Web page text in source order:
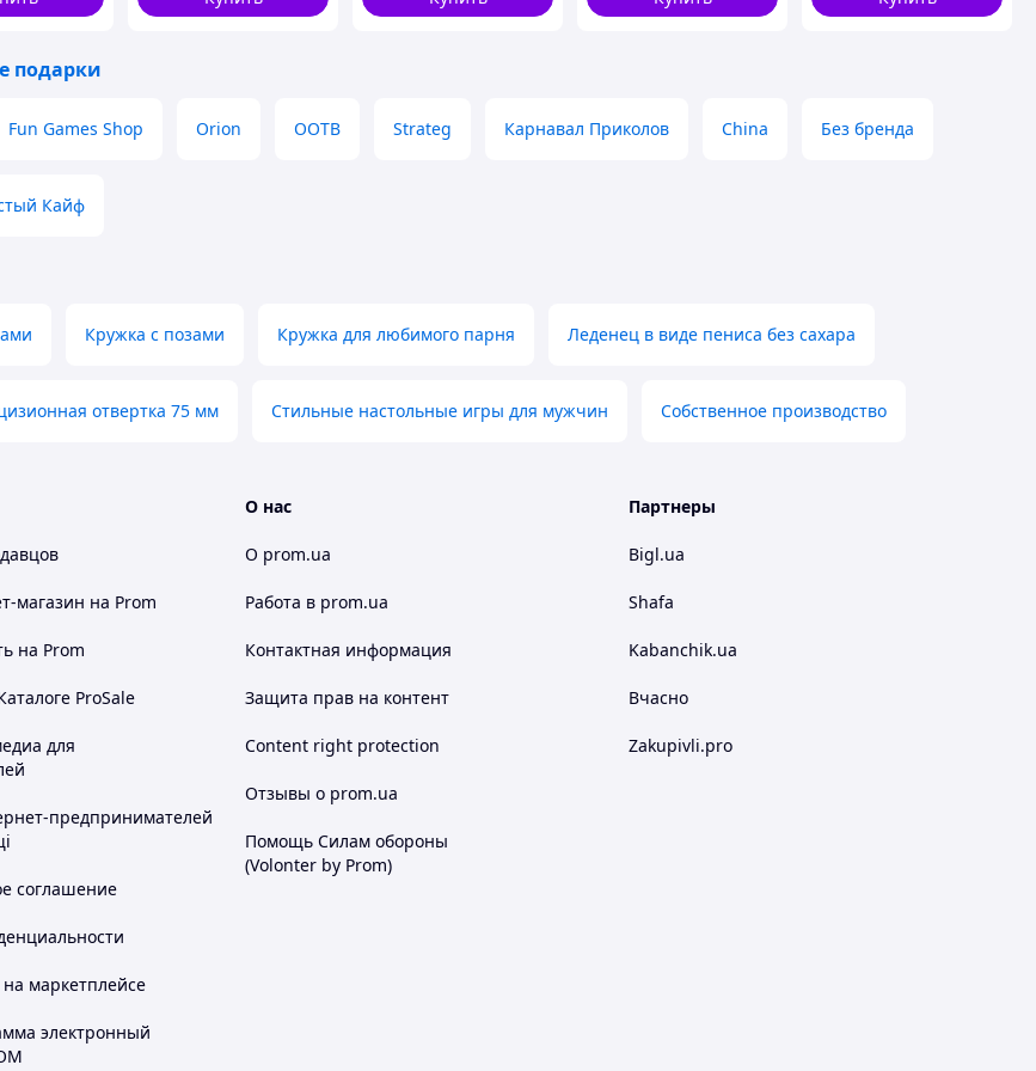
подарки
Fun Games Shop Orion OOTB Strateg Карнавал Приколов China Без бренда
Кайф
Кружка с позами Кружка для любимого парня Леденец в виде пениса без сахара
отвертка 75 мм Стильные настольные игры для мужчин Собственное производство
магазин на Prom
на Prom
ProSale
для
предпринимателей
соглашение
маркетплейсе
электронный
О нас
О prom.ua
Работа в prom.ua
Контактная информация
Защита прав на контент
Content right protection
Отзывы о prom.ua
Помощь Силам обороны
(Volonter by Prom)
Партнеры
Bigl.ua
Shafa
Kabanchik.ua
Вчасно
Zakupivli.pro